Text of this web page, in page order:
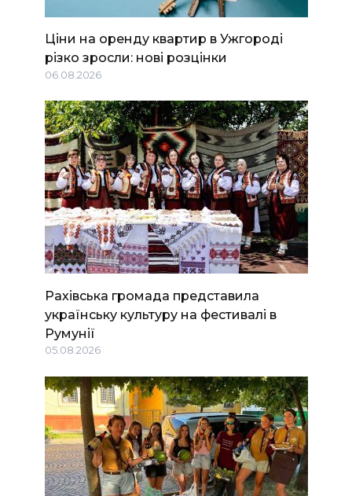
Ціни на оренду квартир в Ужгороді
різко зросли: нові розцінки
06.08.2026
Рахівська громада представила
українську культуру на фестивалі в
Румунії
05.08.2026